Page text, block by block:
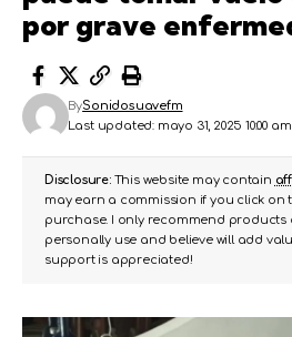
por grave
Last updated: mayo 31, 2025 10:00 am
BySonidosuavefm
Disclosure:This website may contain
may earn a commission if you click on
purchase. I only recommend products
personally use and believe will add
support is appreciated!